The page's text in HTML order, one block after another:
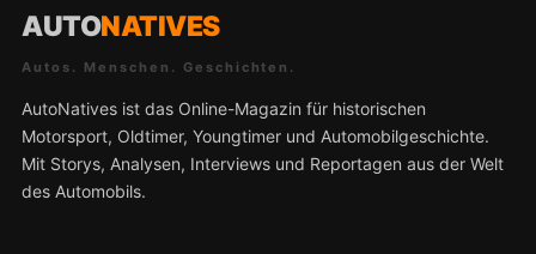
AUTONATIVES
Autos. Menschen. Geschichten.
AutoNatives ist das Online-Magazin für historischen
Motorsport, Oldtimer, Youngtimer und Automobilgeschichte.
Mit Storys, Analysen, Interviews und Reportagen aus der Welt
des Automobils.